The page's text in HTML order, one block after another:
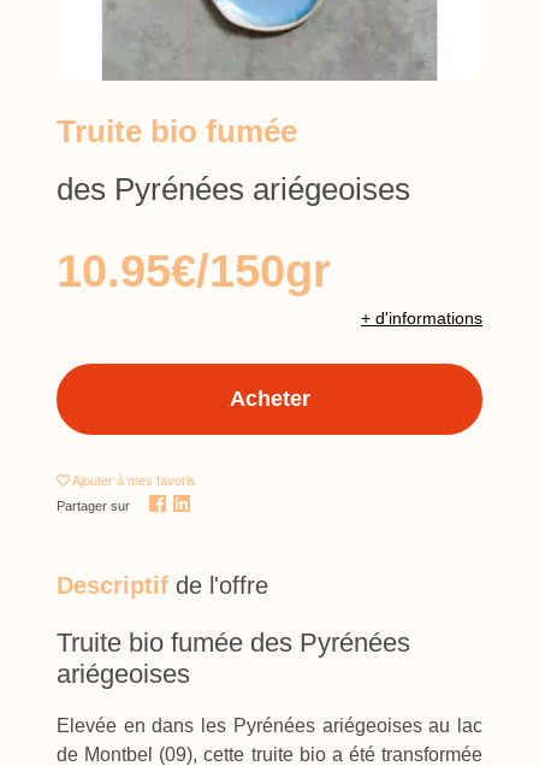
Truite bio fumée
des Pyrénées ariégeoises
10.95€/150gr
+ d'informations
Acheter
Ajouter à mes favoris
Partager sur
Descriptif de l'offre
Truite bio fumée des Pyrénées
ariégeoises
Elevée en dans les Pyrénées ariégeoises au lac
de Montbel (09), cette truite bio a été transformée